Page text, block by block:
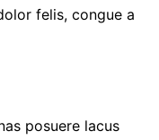
felis, congue a
posuere lacus